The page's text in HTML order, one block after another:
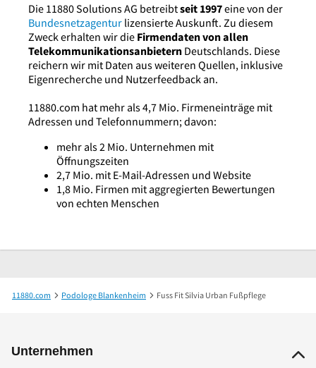
Die 11880 Solutions AG betreibtseit 1997eine von der
Bundesnetzagentur lizensierte Auskunft. Zu diesem
Zweck erhalten wir die Firmendaten von allen
Telekommunikationsanbietern Deutschlands. Diese
reichern wir mit Daten aus weiteren Quellen, inklusive
Eigenrecherche und Nutzerfeedback an.
11880.com hat mehr als 4,7 Mio. Firmeneinträge mit
Adressen und Telefonnummern; davon:
mehr als 2 Mio. Unternehmen mit
Öffnungszeiten
2,7 Mio. mit E-Mail-Adressen und Website
1,8 Mio. Firmen mit aggregierten Bewertungen
von echten Menschen
11880.com Podologe Blankenheim Fuss Fit Silvia Urban Fußpflege
Unternehmen